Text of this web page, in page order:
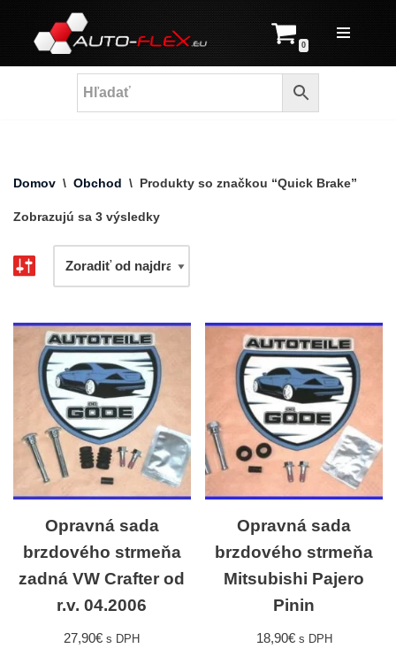
Prejsť
na
0
Domov \ Obchod \ Produkty so značkou “Quick Brake”
Zobrazujú sa 3 výsledky
Opravná sada
brzdového strmeňa
zadná VW Crafter od
r.v. 04.2006
27,90€ s DPH
Opravná sada
brzdového strmeňa
Mitsubishi Pajero
Pinin
18,90€ s DPH